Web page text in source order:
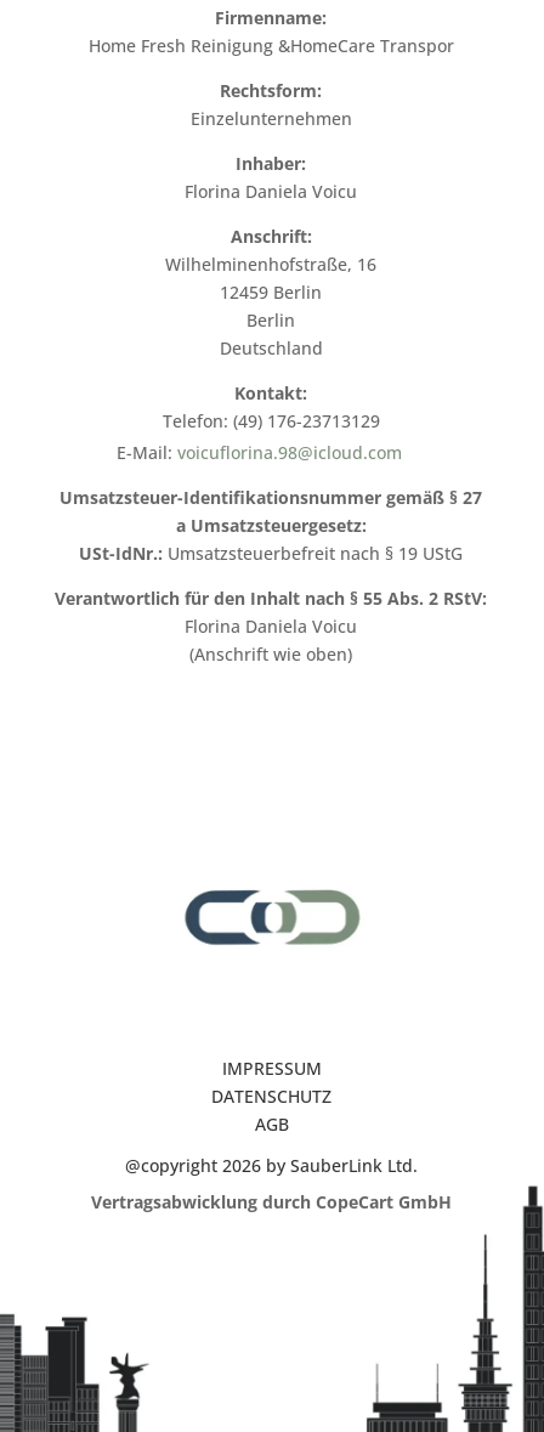
Firmenname:
Home Fresh Reinigung &HomeCare Transpor
Rechtsform:
Einzelunternehmen
Inhaber:
Florina Daniela Voicu
Anschrift:
Wilhelminenhofstraße, 16
12459 Berlin
Berlin
Deutschland
Kontakt:
Telefon: (49) 176-23713129
E-Mail: voicuflorina.98@icloud.com
Umsatzsteuer-Identifikationsnummer gemäß § 27
a Umsatzsteuergesetz:
USt-IdNr.: Umsatzsteuerbefreit nach § 19 UStG
Verantwortlich für den Inhalt nach § 55 Abs. 2 RStV:
Florina Daniela Voicu
(Anschrift wie oben)
IMPRESSUM
DATENSCHUTZ
AGB
@copyright 2026 by SauberLink Ltd.
Vertragsabwicklung durch CopeCart GmbH